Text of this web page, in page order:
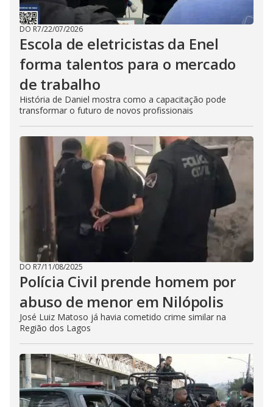
DO R7/22/07/2026
Escola de eletricistas da Enel
forma talentos para o mercado
de trabalho
História de Daniel mostra como a capacitação pode
transformar o futuro de novos profissionais
DO R7/11/08/2025
Polícia Civil prende homem por
abuso de menor em Nilópolis
José Luiz Matoso já havia cometido crime similar na
Região dos Lagos